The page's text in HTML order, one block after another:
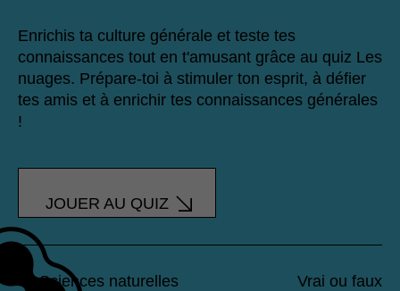
Enrichis ta culture générale et teste tes
connaissances tout en t'amusant grâce au quiz Les
nuages. Prépare-toi à stimuler ton esprit, à défier
tes amis et à enrichir tes connaissances générales
!
JOUER AU QUIZ
Sciences naturelles Vrai ou faux